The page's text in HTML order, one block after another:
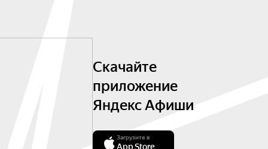
Скачайте
приложение
Яндекс Афиши
Загрузите в
App Store